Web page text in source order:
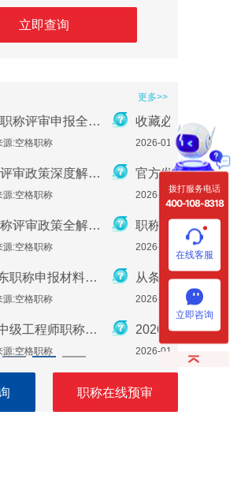
立即查询
更多>>
收藏必备！广东省中级职称获取的两种方式及详细条件（2026版）
来源:空格职称
官方发布！2025年度广东建筑工程职称评审通知要点全解读
来源:空格职称
职称评审必备！广东省专业技术人员继续教育学时要求（2026年）
来源:空格职称
从条件到领证：一步步教你如何评上广东省助理工程师
来源:空格职称
2026年广东工程师职称评审：手把手教你准备申报材料
来源:空格职称
2026-01-
2026-01-
2026-01-
2026-01-
职称在线预审
拨打服务电话
400-108-8318
在线客服
立即咨询